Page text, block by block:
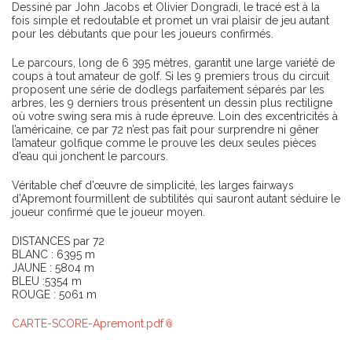
Dessiné par John Jacobs et Olivier Dongradi, le tracé est à la
fois simple et redoutable et promet un vrai plaisir de jeu autant
pour les débutants que pour les joueurs confirmés.
Le parcours, long de 6 395 mètres, garantit une large variété de
coups à tout amateur de golf. Si les 9 premiers trous du circuit
proposent une série de dodlegs parfaitement séparés par les
arbres, les 9 derniers trous présentent un dessin plus rectiligne
où votre swing sera mis à rude épreuve. Loin des excentricités à
l’américaine, ce par 72 n’est pas fait pour surprendre ni gêner
l’amateur golfique comme le prouve les deux seules pièces
d’eau qui jonchent le parcours.
Véritable chef d’œuvre de simplicité, les larges fairways
d’Apremont fourmillent de subtilités qui sauront autant séduire le
joueur confirmé que le joueur moyen.
DISTANCES par 72
BLANC : 6395 m
JAUNE : 5804 m
BLEU :5354 m
ROUGE : 5061 m
CARTE-SCORE-Apremont.pdf